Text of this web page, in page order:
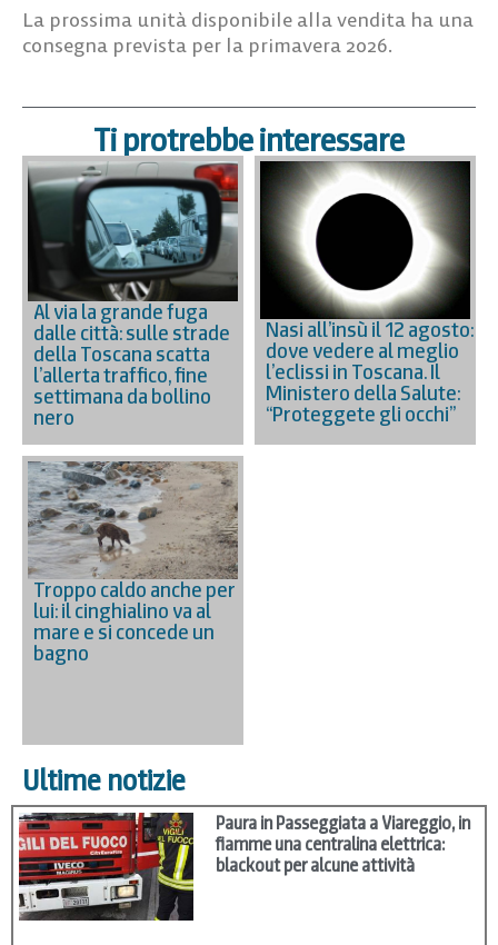
La prossima unità disponibile alla vendita ha una
consegna prevista per la primavera 2026.
Ti protrebbe interessare
Al via la grande fuga
dalle città: sulle strade
della Toscana scatta
l’allerta traffico, fine
settimana da bollino
nero
Nasi all’insù il 12 agosto:
dove vedere al meglio
l’eclissi in Toscana. Il
Ministero della Salute:
“Proteggete gli occhi”
Troppo caldo anche per
lui: il cinghialino va al
mare e si concede un
bagno
Ultime notizie
Paura in Passeggiata a Viareggio, in
fiamme una centralina elettrica:
blackout per alcune attività